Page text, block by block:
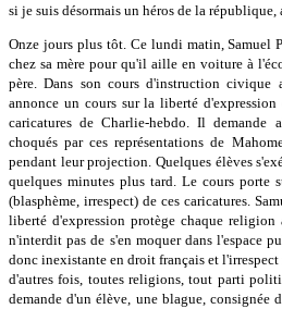
si je suis désormais un héros de la république,
Onze jours plus tôt. Ce lundi matin, Samuel
chez sa mère pour qu'il aille en voiture à
père. Dans son cours d'instruction civique
annonce un cours sur la liberté
caricatures de Charlie-hebdo. Il
choqués par ces représentations de
pendant leur projection. Quelques élèves
quelques minutes plus tard. Le cours porte
(blasphème, irrespect) de ces caricatures.
liberté d'expression protège chaque
n'interdit pas de s'en moquer dans l'espace
donc inexistante en droit français et l'irrespect
d'autres fois, toutes religions, tout parti
demande d'un élève, une blague, consignée